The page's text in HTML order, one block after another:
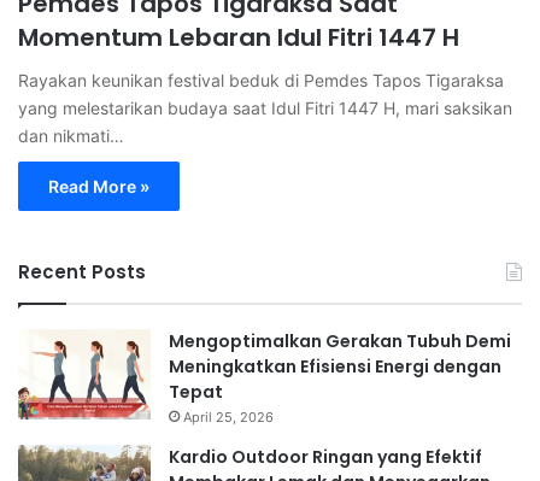
Momentum Lebaran Idul Fitri 1447 H
Rayakan keunikan festival beduk di Pemdes Tapos Tigaraksa
yang melestarikan budaya saat Idul Fitri 1447 H, mari saksikan
dan nikmati…
Read More »
Recent Posts
Mengoptimalkan Gerakan Tubuh Demi
Meningkatkan Efisiensi Energi dengan
Tepat
April 25, 2026
Kardio Outdoor Ringan yang Efektif